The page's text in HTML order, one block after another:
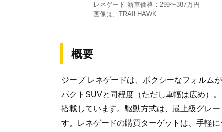
レネゲード 新車価格：299〜387万円
画像は、TRAILHAWK
概要
ジープ レネゲードは、ボクシーなフォルム
パクトSUVと同程度（ただし車幅は広め）
搭載しています。駆動方式は、最上級グレ
す。レネゲードの購買ターゲットは、手軽